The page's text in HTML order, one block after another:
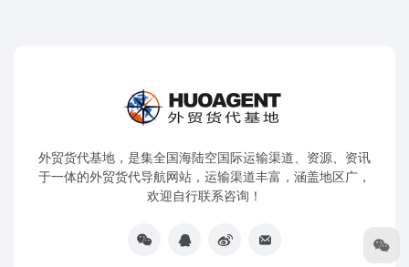
外贸货代基地，是集全国海陆空国际运输渠道、资源、资讯
于一体的外贸货代导航网站，运输渠道丰富，涵盖地区广，
欢迎自行联系咨询！